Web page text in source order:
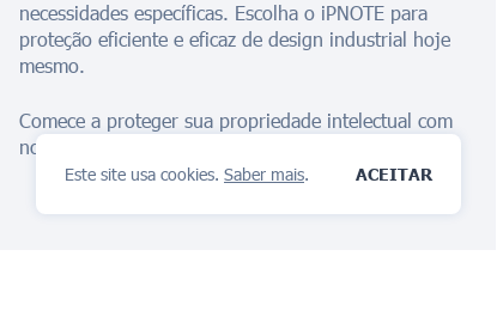
Este site usa cookies. Saber mais. ACEITAR
necessidades específicas. Escolha o iPNOTE para
proteção eficiente e eficaz de design industrial hoje
mesmo.
Comece a proteger sua propriedade intelectual com
nosso